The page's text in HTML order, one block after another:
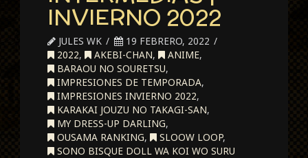
INVIERNO 2022
JULES WK
19 FEBRERO, 2022
2022, AKEBI-CHAN, ANIME,
BARAOU NO SOURETSU,
IMPRESIONES DE TEMPORADA,
IMPRESIONES INVIERNO 2022,
KARAKAI JOUZU NO TAKAGI-SAN,
MY DRESS-UP DARLING,
OUSAMA RANKING, SLOOW LOOP,
SONO BISQUE DOLL WA KOI WO SURU